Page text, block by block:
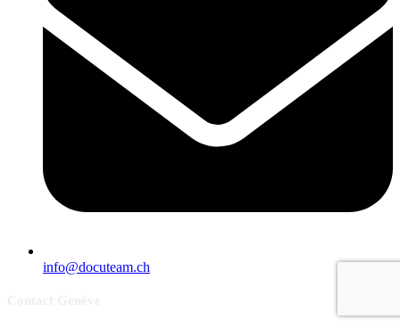
info@docuteam.ch